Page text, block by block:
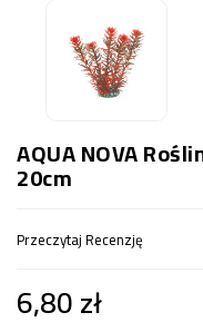
AQUA NOVA
20cm
Przeczytaj Recenzję
6,80 zł